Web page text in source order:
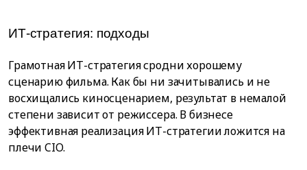
ИТ-стратегия: подходы
Грамотная ИТ-стратегия сродни хорошему
сценарию фильма. Как бы ни зачитывались и не
восхищались киносценарием, результат в немалой
степени зависит от режиссера. В бизнесе
эффективная реализация ИТ-стратегии ложится на
плечи CIO.